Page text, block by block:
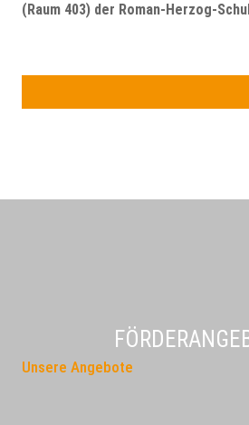
(Raum 403) der Roman-Herzog-
Unsere Angebote